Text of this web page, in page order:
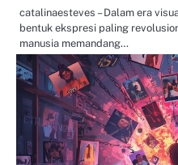
catalinaesteves – Dalam era
bentuk ekspresi paling
manusia memandang…